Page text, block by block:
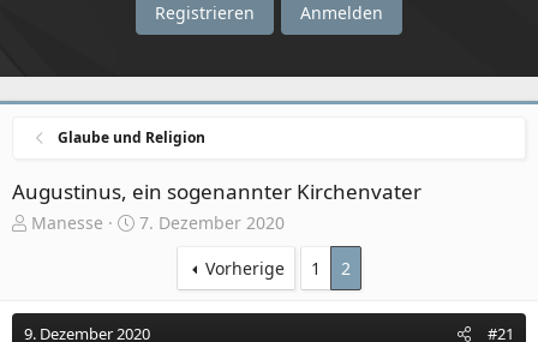
Registrieren Anmelden
Glaube und Religion
Augustinus, ein sogenannter Kirchenvater
E
e
l
Manesse
E
e
l
7. Dezember 2020
Vorherige
1 2
9. Dezember 2020 #21